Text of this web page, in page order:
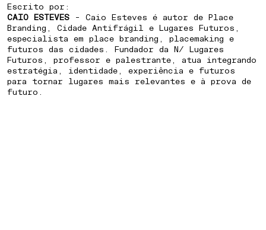
Escrito por:
CAIO ESTEVES - Caio Esteves é autor de Place
Branding, Cidade Antifrágil e Lugares Futuros,
especialista em place branding, placemaking e
futuros das cidades. Fundador da N/ Lugares
Futuros, professor e palestrante, atua integrando
estratégia, identidade, experiência e futuros
para tornar lugares mais relevantes e à prova de
futuro.